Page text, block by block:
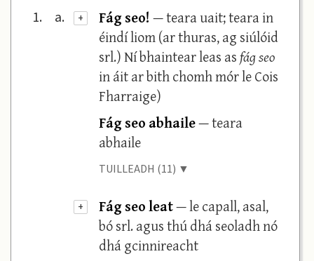
1. a. + Fág seo! — teara uait; teara in
éindí liom (ar thuras, ag siúlóid
srl.) Ní bhaintear leas asfág seo
in áit ar bith chomh mór le Cois
Fharraige)
Fág seo abhaile— teara
abhaile
TUILLEADH (11) ▼
+ Fág seo leat— le capall, asal,
bó srl. agus thú dhá seoladh nó
dhá gcinnireacht